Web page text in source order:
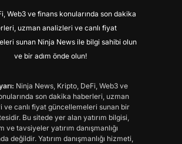
Web3 ve finans konularında son dakika
uzman analizleri ve canlı fiyat
sunan Ninja News ile bilgi sahibi olun
ve bir adım önde olun!
Ninja News, Kripto, DeFi, Web3 ve
son dakika haberleri, uzman
ve canlı fiyat güncellemeleri sunan bir
Bu sitede yer alan yatırım bilgisi,
ve tavsiyeler yatırım danışmanlığı
değildir. Yatırım danışmanlığı hizmeti,